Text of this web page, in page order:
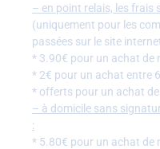
– en point relais, les frais
(uniquement pour les
passées sur le site
* 3.90€ pour un achat de
* 2€ pour un achat entre
* offerts pour un achat
– à domicile sans
:
* 5.80€ pour un achat de